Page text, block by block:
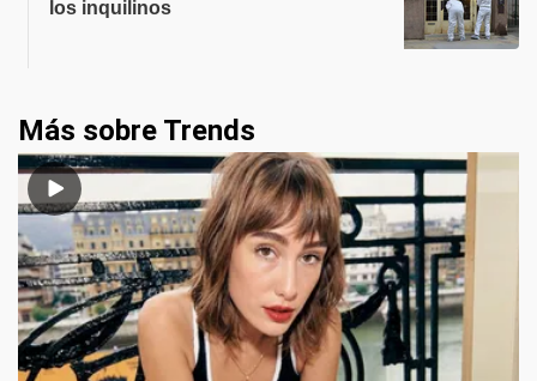
los inquilinos
Más sobre Trends